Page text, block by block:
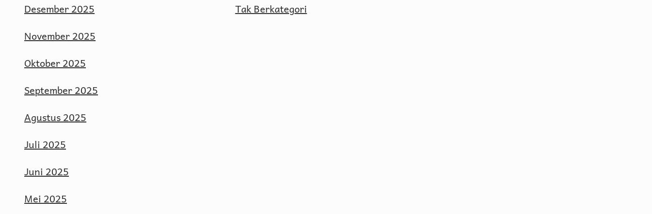
Desember 2025
November 2025
Oktober 2025
September 2025
Agustus 2025
Juli 2025
Juni 2025
Mei 2025
Tak Berkategori